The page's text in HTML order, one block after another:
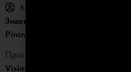
Клиент: Snaidero
Знакът на съвършената
Pininfarina
Прост жест, красиво усещане
Vision